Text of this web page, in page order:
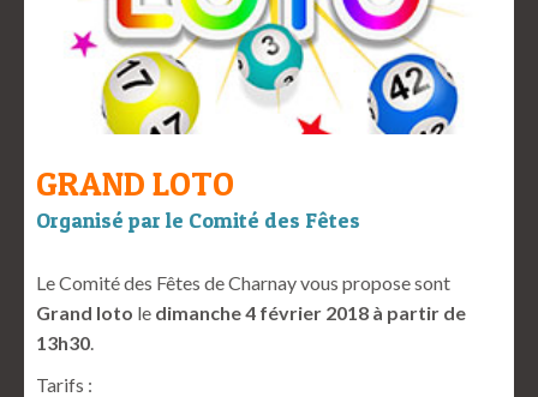
GRAND LOTO
Organisé par le Comité des Fêtes
Le Comité des Fêtes de Charnay vous propose sont
Grand loto le dimanche 4 février 2018 à partir de
13h30
Tarifs :